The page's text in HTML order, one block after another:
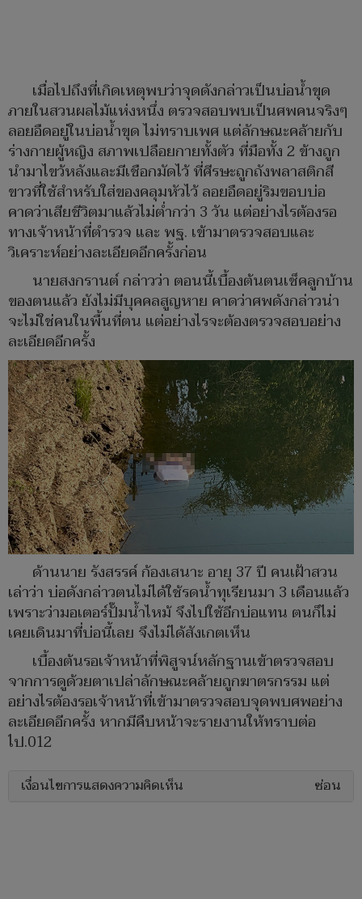
เมื่อไปถึงที่เกิดเหตุพบว่าจุดดังกล่าวเป็นบ่อน้ำขุด
ภายในสวนผลไม้แห่งหนึ่ง ตรวจสอบพบเป็นศพคนจริงๆ
ลอยอืดอยู่ในบ่อน้ำขุด ไม่ทราบเพศ แต่ลักษณะคล้ายกับ
ร่างกายผู้หญิง สภาพเปลือยกายทั้งตัว ที่มือทั้ง 2 ข้างถูก
นำมาไขว้หลังและมีเชือกมัดไว้ ที่ศีรษะถูกถังพลาสติกสี
ขาวที่ใช้สำหรับใส่ของคลุมหัวไว้ ลอยอืดอยู่ริมขอบบ่อ
คาดว่าเสียชีวิตมาแล้วไม่ต่ำกว่า 3 วัน แต่อย่างไรต้องรอ
ทางเจ้าหน้าที่ตำรวจ และ พฐ. เข้ามาตรวจสอบและ
วิเคราะห์อย่างละเอียดอีกครั้งก่อน
นายสงกรานต์ กล่าวว่า ตอนนี้เบื้องต้นตนเช็คลูกบ้าน
ของตนแล้ว ยังไม่มีบุคคลสูญหาย คาดว่าศพดังกล่าวน่า
จะไม่ใช่คนในพื้นที่ตน แต่อย่างไรจะต้องตรวจสอบอย่าง
ละเอียดอีกครั้ง
ด้านนาย รังสรรค์ ก้องเสนาะ อายุ 37 ปี คนเฝ้าสวน
เล่าว่า บ่อดังกล่าวตนไม่ได้ใช้รดน้ำทุเรียนมา 3 เดือนแล้ว
เพราะว่ามอเตอร์ปั๊มน้ำไหม้ จึงไปใช้อีกบ่อแทน ตนก็ไม่
เคยเดินมาที่บ่อนี้เลย จึงไม่ได้สังเกตเห็น
เบื้องต้นรอเจ้าหน้าที่พิสูจน์หลักฐานเข้าตรวจสอบ
จากการดูด้วยตาเปล่าลักษณะคล้ายถูกฆาตรกรรม แต่
อย่างไรต้องรอเจ้าหน้าที่เข้ามาตรวจสอบจุดพบศพอย่าง
ละเอียดอีกครั้ง หากมีคืบหน้าจะรายงานให้ทราบต่อ
ไป.012
เงื่อนไขการแสดงความคิดเห็น ซ่อน